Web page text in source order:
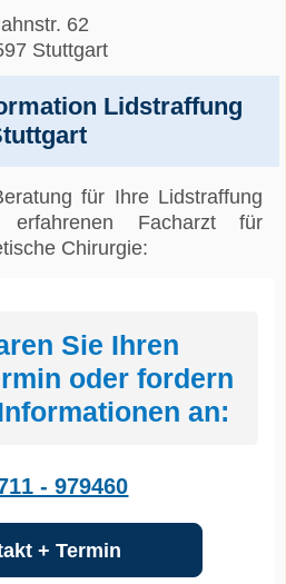
62
Stuttgart
Lidstraffung
für Ihre Lidstraffung
Facharzt für
Chirurgie:
Sie Ihren
oder fordern
an:
- 979460
+ Termin